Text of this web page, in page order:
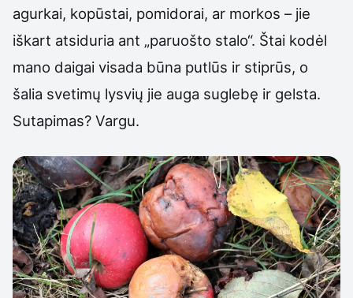
agurkai, kopūstai, pomidorai, ar morkos – jie
iškart atsiduria ant „paruošto stalo“. Štai kodėl
mano daigai visada būna putlūs ir stiprūs, o
šalia svetimų lysvių jie auga suglebę ir gelsta.
Sutapimas? Vargu.